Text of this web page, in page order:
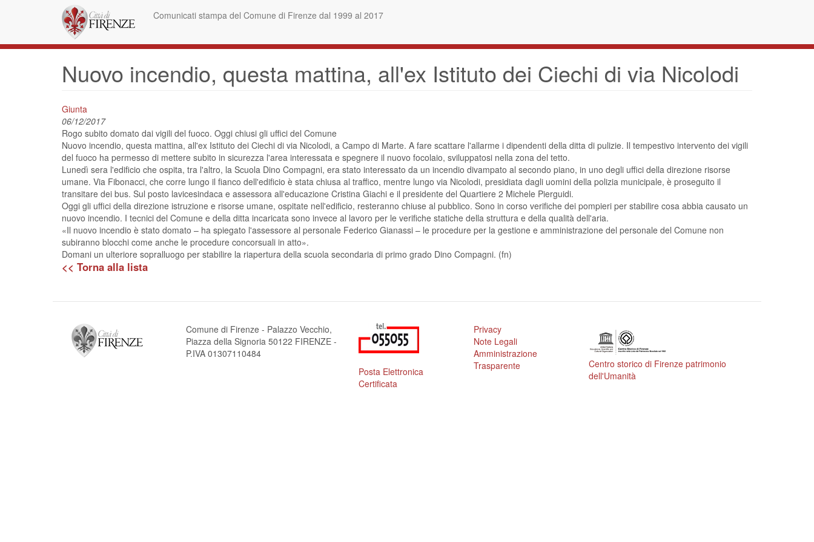
content
Comunicati stampa del Comune di Firenze dal 1999 al 2017
Nuovo incendio, questa mattina, all'ex Istituto dei Ciechi di via Nicolodi
Giunta
06/12/2017
Rogo subito domato dai vigili del fuoco. Oggi chiusi gli uffici del Comune
Nuovo incendio, questa mattina, all'ex Istituto dei Ciechi di via Nicolodi, a Campo di Marte. A fare scattare l'allarme i dipendenti della ditta di pulizie. Il tempestivo intervento dei vigili
del fuoco ha permesso di mettere subito in sicurezza l'area interessata e spegnere il nuovo focolaio, sviluppatosi nella zona del tetto.
Lunedì sera l'edificio che ospita, tra l'altro, la Scuola Dino Compagni, era stato interessato da un incendio divampato al secondo piano, in uno degli uffici della direzione risorse
umane. Via Fibonacci, che corre lungo il fianco dell'edificio è stata chiusa al traffico, mentre lungo via Nicolodi, presidiata dagli uomini della polizia municipale, è proseguito il
transitare dei bus. Sul posto lavicesindaca e assessora all'educazione Cristina Giachi e il presidente del Quartiere 2 Michele Pierguidi.
Oggi gli uffici della direzione istruzione e risorse umane, ospitate nell'edificio, resteranno chiuse al pubblico. Sono in corso verifiche dei pompieri per stabilire cosa abbia causato un
nuovo incendio. I tecnici del Comune e della ditta incaricata sono invece al lavoro per le verifiche statiche della struttura e della qualità dell'aria.
«Il nuovo incendio è stato domato – ha spiegato l'assessore al personale Federico Gianassi – le procedure per la gestione e amministrazione del personale del Comune non
subiranno blocchi come anche le procedure concorsuali in atto».
Domani un ulteriore sopralluogo per stabilire la riapertura della scuola secondaria di primo grado Dino Compagni. (fn)
<< Torna alla lista
Comune di Firenze - Palazzo Vecchio,
Piazza della Signoria 50122 FIRENZE -
P.IVA 01307110484
Posta Elettronica
Certificata
Privacy
Note Legali
Amministrazione
Trasparente
Centro storico di Firenze patrimonio
dell'Umanità